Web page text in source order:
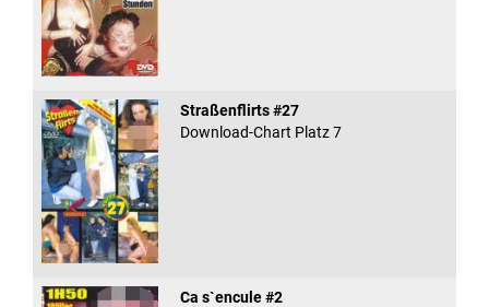
Straßenflirts #27
Download-Chart Platz 7
Ca s`encule #2